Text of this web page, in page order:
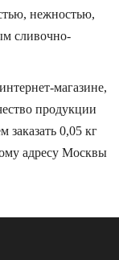
нежностью,
сливочно-
магазине,
продукции
заказать 0,05 кг
адресу Москвы